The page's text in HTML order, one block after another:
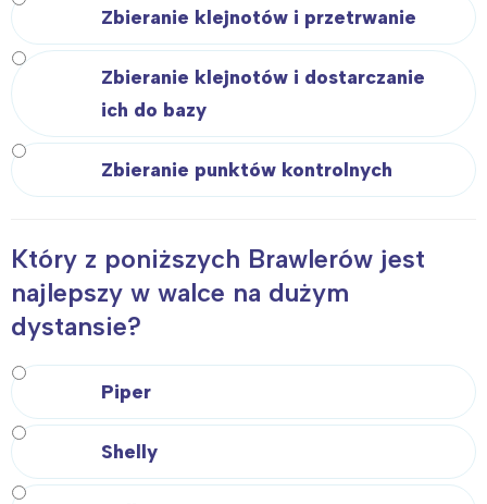
Zbieranie klejnotów i przetrwanie
Zbieranie klejnotów i dostarczanie
ich do bazy
Zbieranie punktów kontrolnych
Który z poniższych Brawlerów jest
najlepszy w walce na dużym
dystansie?
Piper
Shelly